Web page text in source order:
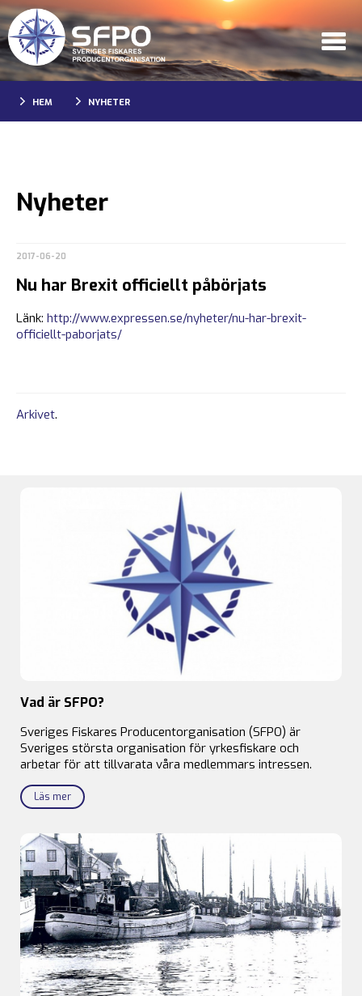
HEM NYHETER
Nyheter
2017-06-20
Nu har Brexit officiellt påbörjats
Länk: http://www.expressen.se/nyheter/nu-har-brexit-
officiellt-paborjats/
Arkivet.
Vad är SFPO?
Sveriges Fiskares Producentorganisation (SFPO) är
Sveriges största organisation för yrkesfiskare och
arbetar för att tillvarata våra medlemmars intressen.
Läs mer